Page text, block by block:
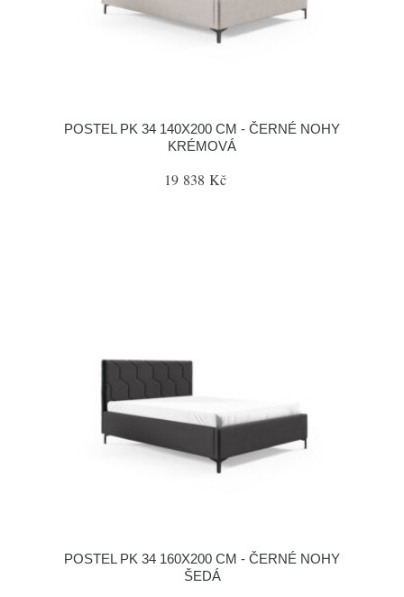
POSTEL PK 34 140X200 CM - ČERNÉ NOHY
KRÉMOVÁ
19 838 Kč
POSTEL PK 34 160X200 CM - ČERNÉ NOHY
ŠEDÁ